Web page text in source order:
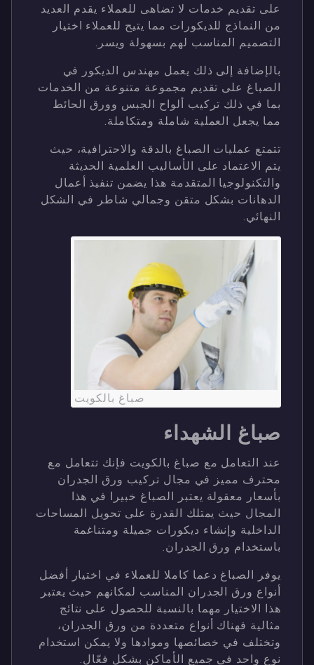
على تقديم خدمات لا تضاهى للعملاء يقدم العديد
من النماذج للديكورات مما يتيح للعملاء اختيار
التصميم المناسب لهم بسهولة ويسر.
بالإضافة إلى ذلك يعمل مهندس الديكور في
الصباغ على تقديم مجموعة متنوعة من الخدمات
بما في ذلك تركيب ألواح الجبس وورق الحائط
مما يجعل العملية شاملة ومتكاملة.
تتمتع عمليات الصباغ بالدقة والاحترافية، حيث
يتم الاعتماد على الأساليب العلمية الحديثة
والتكنولوجيا المتقدمة هذا يضمن تنفيذ أعمال
الدهانات بشكل متقن وجمالي شاطر في الشكل
النهائي.
صباغ بالكويت
صباغ الشهداء
عند التعامل مع صباغ بالكويت فإنك تتعامل مع
محترف مميز في مجال تركيب ورق الجدران
بأسعار معقولة يعتبر الصباغ خبيرا في هذا
المجال حيث يمتلك القدرة على تحويل المساحات
الداخلية وإنشاء ديكورات جميلة ومتناغمة
باستخدام ورق الجدران.
يوفر الصباغ دعما كاملا للعملاء في اختيار أفضل
أنواع ورق الجدران المناسب لمكانهم حيث يعتبر
هذا الاختيار مهما بالنسبة للحصول على نتائج
مثالية فهناك أنواع متعددة من ورق الجدران،
وتختلف في خصائصها وموادها ولا يمكن استخدام
نوع واحد في جميع الأماكن بشكل فعّال.